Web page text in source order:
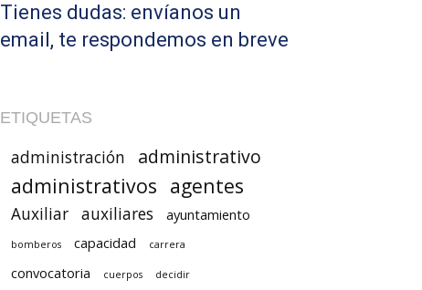
Tienes dudas: envíanos un
email, te respondemos en breve
ETIQUETAS
administración administrativo
administrativos agentes
Auxiliar auxiliares ayuntamiento
bomberos capacidad carrera
convocatoria cuerpos decidir